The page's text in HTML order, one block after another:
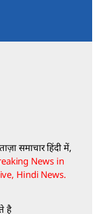
समाचार हिंदी में,
News in
Hindi News.
है